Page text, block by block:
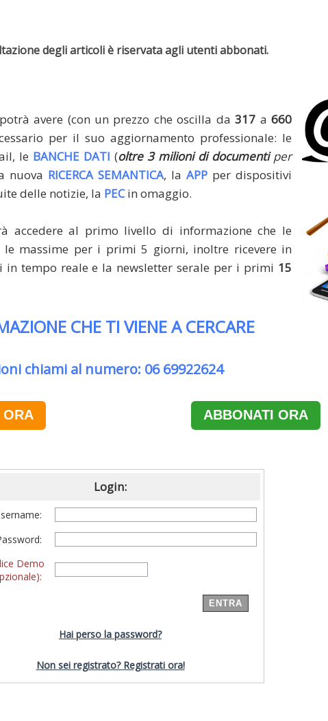
degli articoli è riservata agli utenti abbonati.
avere (con un prezzo che oscilla da317 a660
per il suo aggiornamento professionale: le
le BANCHE DATI (oltre 3 milioni di documentiper
nuova RICERCA SEMANTICA, la APP per dispositivi
delle notizie, la PECin omaggio.
accedere al primo livello di informazione che le
massime per i primi 5 giorni, inoltre ricevere in
tempo reale e la newsletter serale per i primi 15
CHE TI VIENE A CERCARE
chiami al numero: 06 69922624
ORA ABBONATI ORA
Login:
Demo
Hai perso la password?
Non sei registrato? Registrati ora!